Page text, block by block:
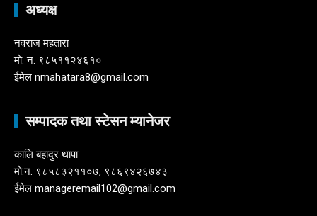
अध्यक्ष
नवराज महतारा
माे. न. ९८५११२४६१०
ईमेल nmahatara8@gmail.com
सम्पादक तथा स्टेसन म्यानेजर
कालि बहादुर थापा
माे.न. ९८५८३२११०७, ९८६९४२६७४३
ईमेल manageremail102@gmail.com